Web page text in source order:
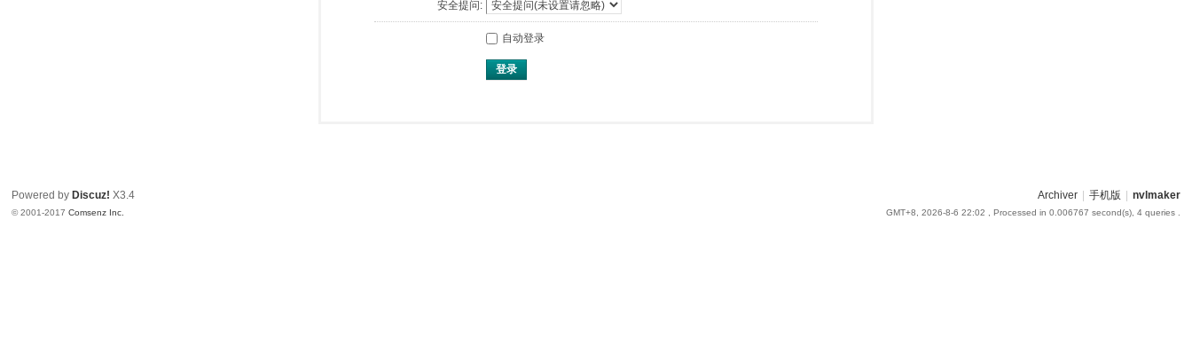
安全提问:
自动登录
登录
Archiver 手机版 nvlmaker
GMT+8, 2026-8-6 22:02 , Processed in 0.006767 second(s), 4 queries .
Powered by Discuz! X3.4
© 2001-2017Comsenz Inc.